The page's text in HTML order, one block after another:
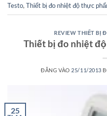
Testo, Thiết bị đo nhiệt độ thực
REVIEW THIẾT BỊ
Thiết bị đo nhiệt
ĐĂNG VÀO 25/11/2013
25